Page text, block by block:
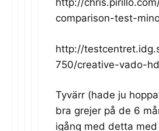
http://
comparison-test-
http://
750/creative-vado-
Tyvärr (hade ju
bra grejer på de 6
igång med detta med